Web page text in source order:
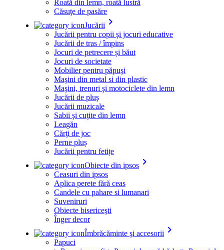
Roată din lemn, roată lustră
Căsuţe de pasăre
Jucării keyboard_arrow_right
Jucării pentru copii şi jocuri educative
Jucării de tras / împins
Jocuri de petrecere și băut
Jocuri de societate
Mobilier pentru păpuşi
Maşini din metal si din plastic
Maşini, trenuri şi motociclete din lemn
Jucării de pluş
Jucării muzicale
Sabii şi cuţite din lemn
Leagăn
Cărţi de joc
Perne pluș
Jucării pentru fetițe
Obiecte din ipsos keyboard_arrow_right
Ceasuri din ipsos
Aplica perete fără ceas
Candele cu pahare si lumanari
Suveniruri
Obiecte bisericeşti
Înger decor
Îmbrăcăminte şi accesorii keyboard_arrow_right
Papuci